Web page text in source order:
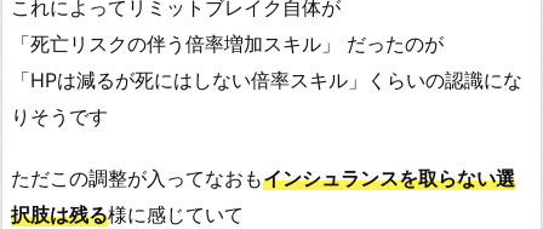
これによってリミットブレイク自体が
「死亡リスクの伴う倍率増加スキル」 だったのが
「HPは減るが死にはしない倍率スキル」くらいの認識にな
りそうです
ただこの調整が入ってなおもインシュランスを取らない選
択肢は残る様に感じていて